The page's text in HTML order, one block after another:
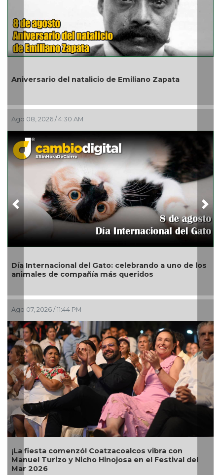
Aniversario del natalicio de Emiliano Zapata
Ago 08, 2026 / 4:30 AM
Día Internacional del Gato: celebrando a uno de los
animales de compañía más queridos
Ago 07, 2026 / 11:44 PM
¡La fiesta comenzó! Coatzacoalcos vibra con
Manuel Turizo y Nicho Hinojosa en el Festival del
Mar 2026
Previous